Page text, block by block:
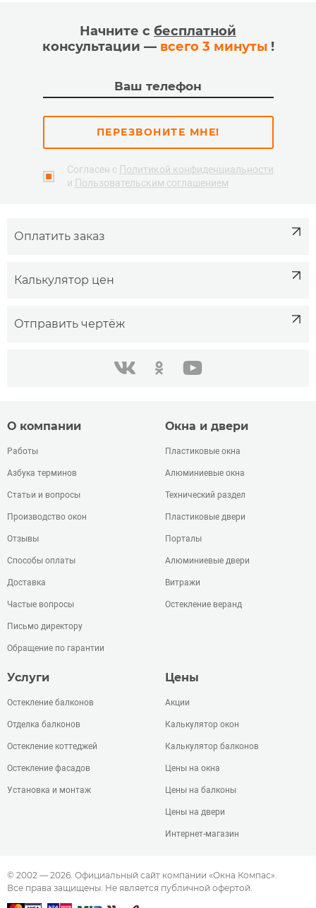
Начните с бесплатной
консультации — всего 3 минуты!
ПЕРЕЗВОНИТЕ МНЕ!
Согласен с Политикой конфиденциальности
и Пользовательским соглашением
Оплатить заказ
Калькулятор цен
Отправить чертёж
в контакте одноклассники youtube
О компании
Работы
Азбука терминов
Статьи и вопросы
Производство окон
Отзывы
Способы оплаты
Доставка
Частые вопросы
Письмо директору
Обращение по гарантии
Окна и двери
Пластиковые окна
Алюминиевые окна
Технический раздел
Пластиковые двери
Порталы
Алюминиевые двери
Витражи
Остекление веранд
Услуги
Остекление балконов
Отделка балконов
Остекление коттеджей
Остекление фасадов
Установка и монтаж
Цены
Акции
Калькулятор окон
Калькулятор балконов
Цены на окна
Цены на балконы
Цены на двери
Интернет-магазин
© 2002 — 2026. Официальный сайт компании «Окна Компас».
Все права защищены. Не является публичной офертой.